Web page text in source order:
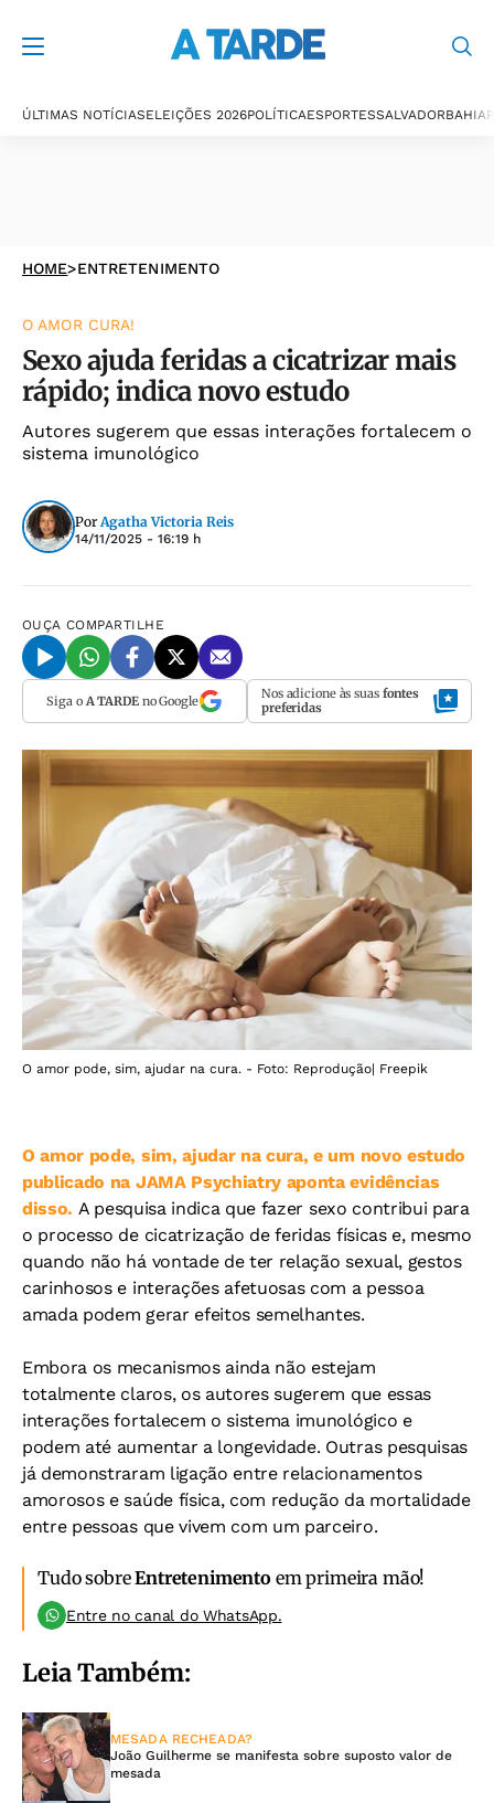
ÚLTIMAS NOTÍCIASELEIÇÕES 2026POLÍTICAESPORTESSALVADORBAHIA
HOME>ENTRETENIMENTO
O AMOR CURA!
Sexo ajuda feridas a cicatrizar mais
rápido; indica novo estudo
Autores sugerem que essas interações fortalecem o
sistema imunológico
Por Agatha Victoria Reis
14/11/2025 - 16:19 h
OUÇA COMPARTILHE
Siga o A TARDEno Google Nos adicione às suas fontes
preferidas
O amor pode, sim, ajudar na cura. - Foto: Reprodução| Freepik
O amor pode, sim, ajudar na cura, e um novo estudo
publicado na JAMA Psychiatry aponta evidências
disso. A pesquisa indica que fazer sexo contribui para
o processo de cicatrização de feridas físicas e, mesmo
quando não há vontade de ter relação sexual, gestos
carinhosos e interações afetuosas com a pessoa
amada podem gerar efeitos semelhantes.
Embora os mecanismos ainda não estejam
totalmente claros, os autores sugerem que essas
interações fortalecem o sistema imunológico e
podem até aumentar a longevidade. Outras pesquisas
já demonstraram ligação entre relacionamentos
amorosos e saúde física, com redução da mortalidade
entre pessoas que vivem com um parceiro.
Tudo sobreEntretenimento em primeira mão!
Entre no canal do WhatsApp.
Leia Também:
MESADA RECHEADA?
João Guilherme se manifesta sobre suposto valor de
mesada